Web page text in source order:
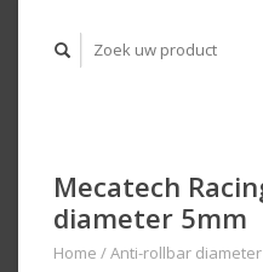
Mecatech
diameter 5mm
Home /Anti-rollbar diameter